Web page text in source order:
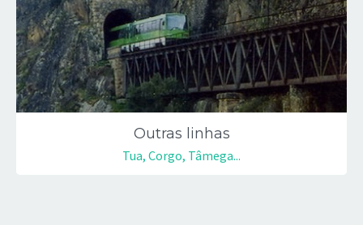
Outras linhas
Tua, Corgo, Tâmega...